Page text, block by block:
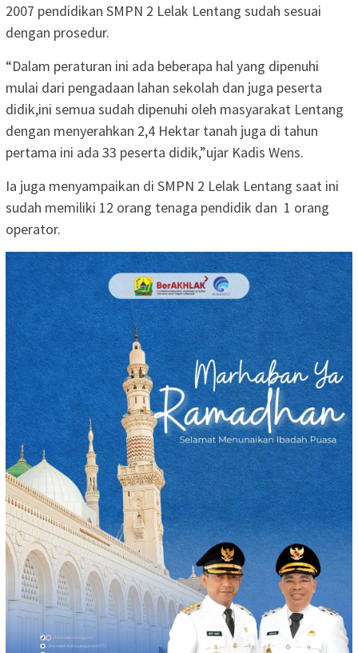
2007 pendidikan SMPN 2 Lelak Lentang sudah sesuai
dengan prosedur.
“Dalam peraturan ini ada beberapa hal yang dipenuhi
mulai dari pengadaan lahan sekolah dan juga peserta
didik,ini semua sudah dipenuhi oleh masyarakat Lentang
dengan menyerahkan 2,4 Hektar tanah juga di tahun
pertama ini ada 33 peserta didik,”ujar Kadis Wens.
Ia juga menyampaikan di SMPN 2 Lelak Lentang saat ini
sudah memiliki 12 orang tenaga pendidik dan 1 orang
operator.